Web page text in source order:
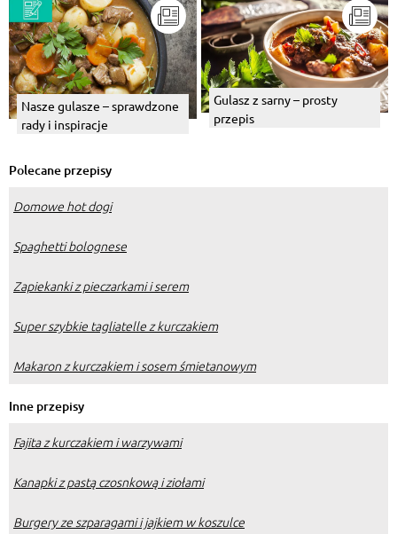
Nasze gulasze – sprawdzone
rady i inspiracje
Gulasz z sarny – prosty
przepis
Polecane przepisy
Domowe hot dogi
Spaghetti bolognese
Zapiekanki z pieczarkami i serem
Super szybkie tagliatelle z kurczakiem
Makaron z kurczakiem i sosem śmietanowym
Inne przepisy
Fajita z kurczakiem i warzywami
Kanapki z pastą czosnkową i ziołami
Burgery ze szparagami i jajkiem w koszulce